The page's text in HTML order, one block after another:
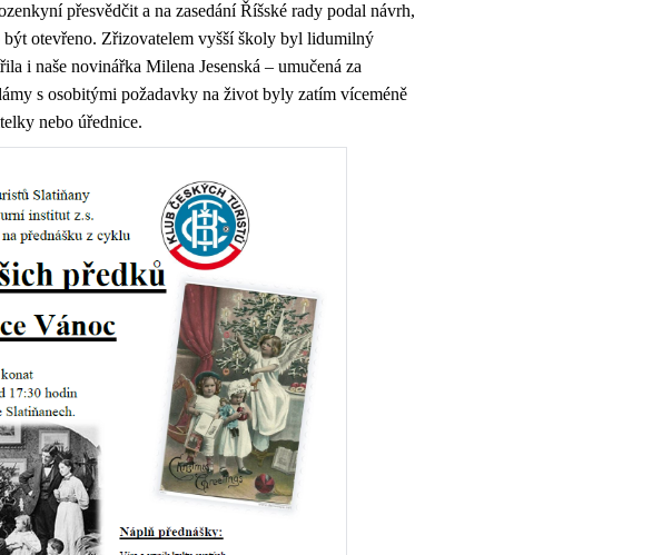
přesvědčit a na zasedání Říšské rady podal návrh,
otevřeno. Zřizovatelem vyšší školy byl lidumilný
i naše novinářka Milena Jesenská – umučená za
s osobitými požadavky na život byly zatím víceméně
nebo úřednice.